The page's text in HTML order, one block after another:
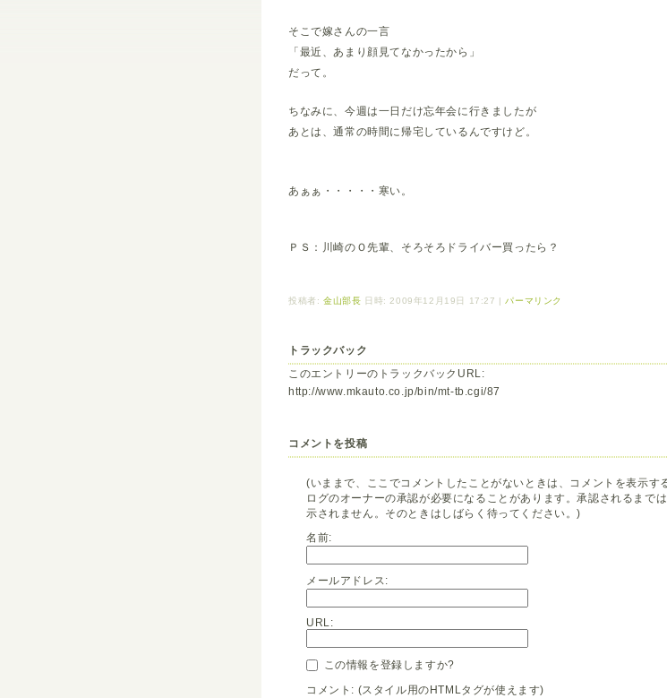
そこで嫁さんの一言
「最近、あまり顔見てなかったから」
だって。
ちなみに、今週は一日だけ忘年会に行きましたが
あとは、通常の時間に帰宅しているんですけど。
あぁぁ・・・・・寒い。
ＰＳ：川崎のＯ先輩、そろそろドライバー買ったら？
投稿者: 金山部長 日時: 2009年12月19日 17:27 | パーマリンク
トラックバック
このエントリーのトラックバックURL:
http://www.mkauto.co.jp/bin/mt-tb.cgi/87
コメントを投稿
(いままで、ここでコメントしたことがないときは、コメントを表示す
ログのオーナーの承認が必要になることがあります。承認されるまで
示されません。そのときはしばらく待ってください。)
名前:
メールアドレス:
URL:
この情報を登録しますか?
コメント: (スタイル用のHTMLタグが使えます)